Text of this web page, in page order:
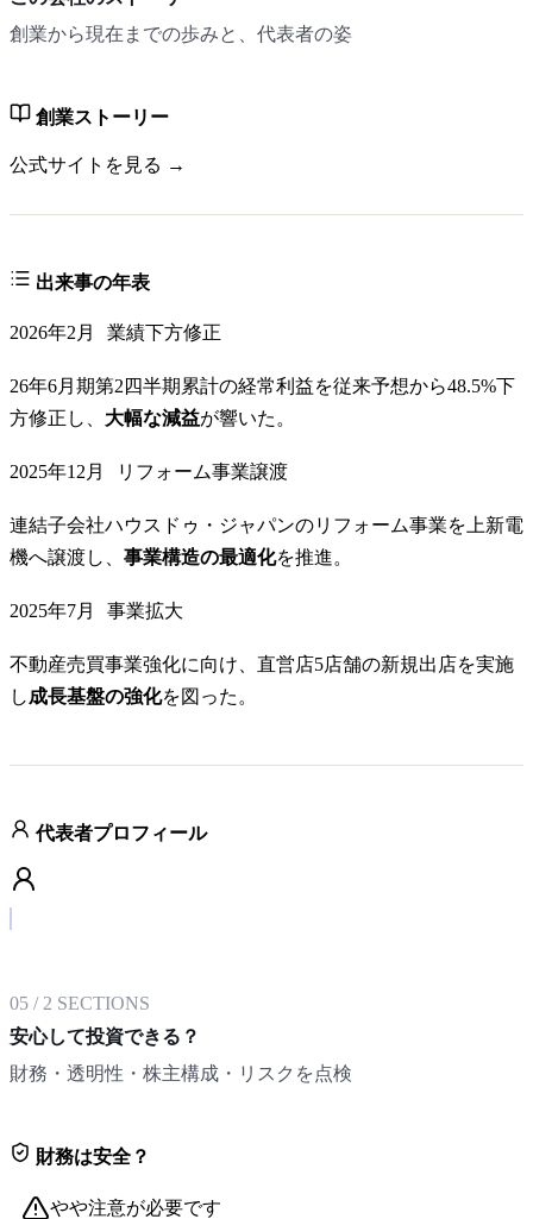
創業から現在までの歩みと、代表者の姿
創業ストーリー
公式サイトを見る →
出来事の年表
2026年2月 業績下方修正
26年6月期第2四半期累計の経常利益を従来予想から48.5%下
方修正し、 大幅な減益が響いた。
2025年12月 リフォーム事業譲渡
連結子会社ハウスドゥ・ジャパンのリフォーム事業を上新電
機へ譲渡し、 事業構造の最適化を推進。
2025年7月 事業拡大
不動産売買事業強化に向け、直営店5店舗の新規出店を実施
し成長基盤の強化を図った。
代表者プロフィール
05 / 2 SECTIONS
安心して投資できる？
財務・透明性・株主構成・リスクを点検
財務は安全？
やや注意が必要です